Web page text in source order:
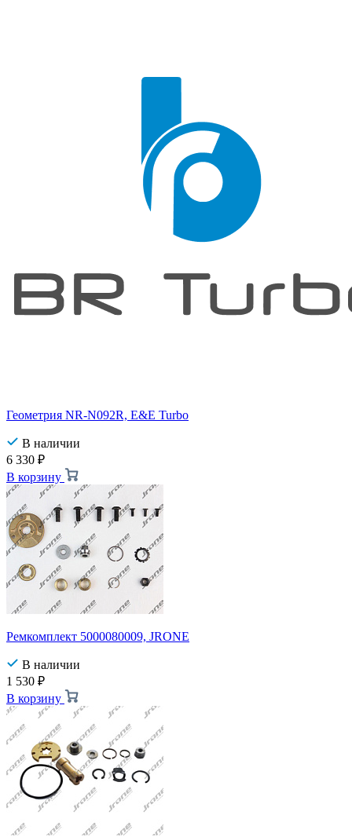
Геометрия NR-N092R, E&E Turbo
В наличии
6 330 ₽
В корзину
Ремкомплект 5000080009, JRONE
В наличии
1 530 ₽
В корзину